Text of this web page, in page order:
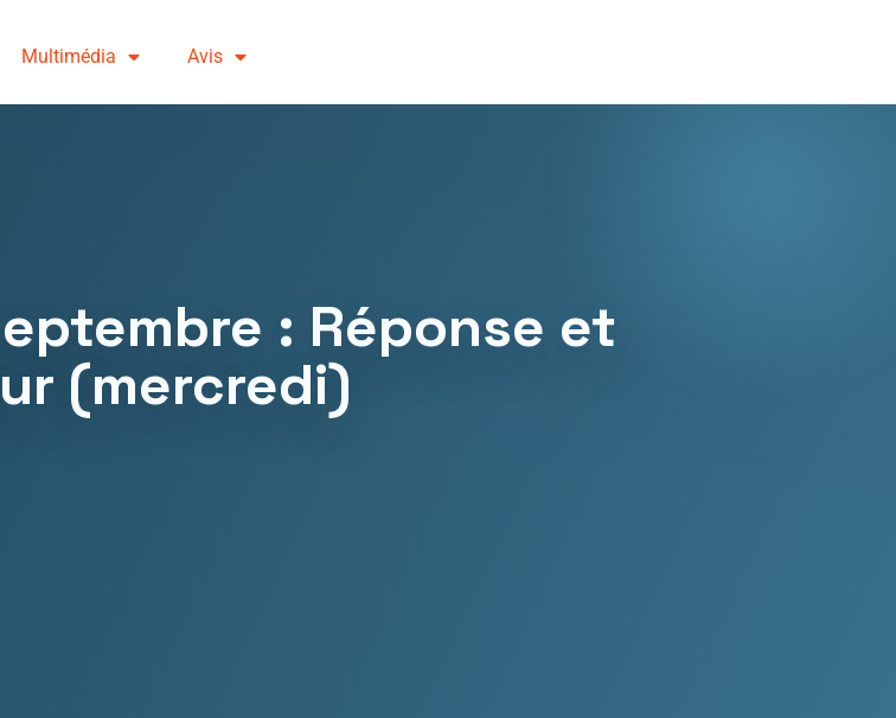
Multimédia Avis
: Réponse et
(mercredi)